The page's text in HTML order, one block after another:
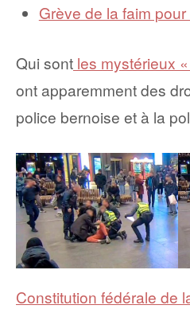
Grève de la faim
Qui sont les mystérieux
ont apparemment des
police bernoise et à la
Constitution fédérale de